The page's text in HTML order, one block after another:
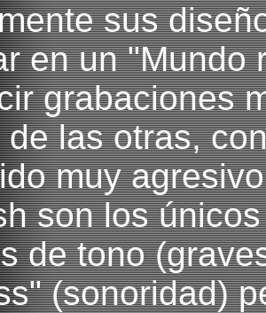
sus
en un "Mundo
grabaciones
de las otras,
muy
son los
de tono
(sonoridad)